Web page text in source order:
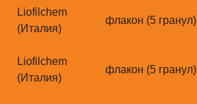
Liofilchem
(Италия)
флакон (5 гранул)
Liofilchem
(Италия)
флакон (5 гранул)